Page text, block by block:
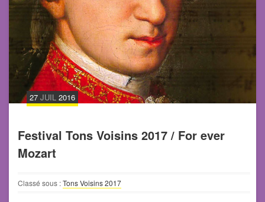
27 JUIL 2016
Festival Tons Voisins 2017 / For ever
Mozart
Classé sous :Tons Voisins 2017